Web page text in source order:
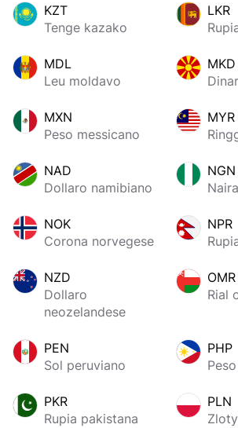
KZT
Tenge kazako
LKR
MDL
Leu moldavo
MKD
MXN
Peso messicano
MYR
NAD
Dollaro namibiano
NGN
NOK
Corona norvegese
NPR
NZD
Dollaro
neozelandese
OMR
Rial
PEN
Sol peruviano
PHP
PKR
Rupia pakistana
PLN